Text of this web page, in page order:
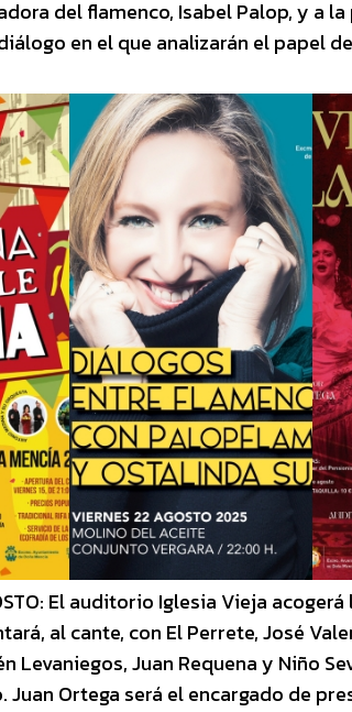
del flamenco, Isabel Palop, y a
en el que analizarán el papel
El auditorio Iglesia Vieja acogerá
al cante, con El Perrete, José
Levaniegos, Juan Requena y Niño
Juan Ortega será el encargado de